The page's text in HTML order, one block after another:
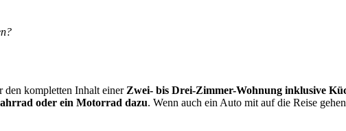
den kompletten Inhalt einer Zwei- bis Drei-Zimmer-Wohnung inklusive
oder ein Motorrad dazu. Wenn auch ein Auto mit auf die Reise